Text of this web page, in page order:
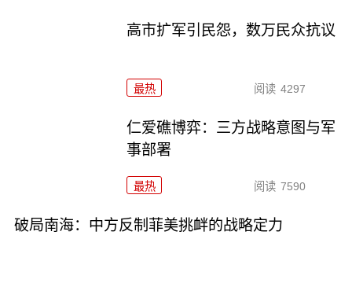
高市扩军引民怨，数万民众抗议
最热 阅读 4297
仁爱礁博弈：三方战略意图与军
事部署
最热 阅读 7590
破局南海：中方反制菲美挑衅的战略定力